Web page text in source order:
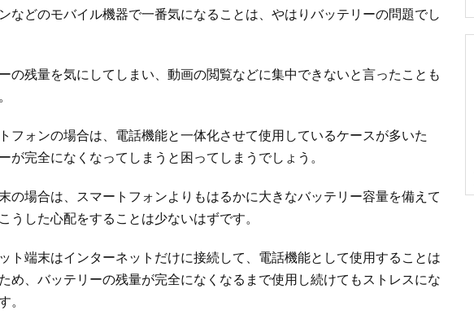
などのモバイル機器で一番気になることは、やはりバッテリーの問題でし
の残量を気にしてしまい、動画の閲覧などに集中できないと言ったことも
フォンの場合は、電話機能と一体化させて使用しているケースが多いた
が完全になくなってしまうと困ってしまうでしょう。
の場合は、スマートフォンよりもはるかに大きなバッテリー容量を備えて
うした心配をすることは少ないはずです。
ト端末はインターネットだけに接続して、電話機能として使用することは
め、バッテリーの残量が完全になくなるまで使用し続けてもストレスにな
。